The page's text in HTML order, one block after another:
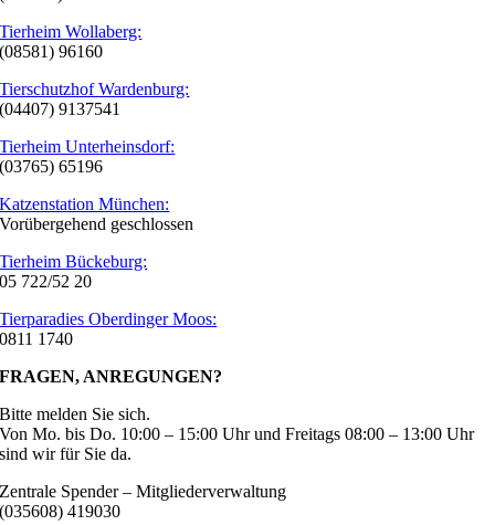
Tierheim Wollaberg:
(08581) 96160
Tierschutzhof Wardenburg:
(04407) 9137541
Tierheim Unterheinsdorf:
(03765) 65196
Katzenstation München:
Vorübergehend geschlossen
Tierheim Bückeburg:
05 722/52 20
Tierparadies Oberdinger Moos:
0811 1740
FRAGEN, ANREGUNGEN?
Bitte melden Sie sich.
Von Mo. bis Do. 10:00 – 15:00 Uhr und Freitags 08:00 – 13:00 Uhr
sind wir für Sie da.
Zentrale Spender – Mitgliederverwaltung
(035608) 419030